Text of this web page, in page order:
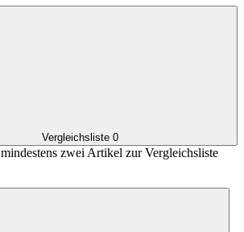
Vergleichsliste 0
zwei Artikel zur Vergleichsliste